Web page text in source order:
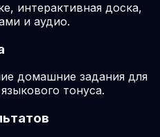
интерактивная доска,
и аудио.
домашние задания для
тонуса.